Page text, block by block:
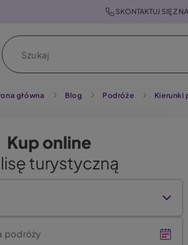
SKONTAKTUJ SIĘ Z
Szukaj
główna Blog Podróże Kierunki
Kup online
turystyczną
podróży